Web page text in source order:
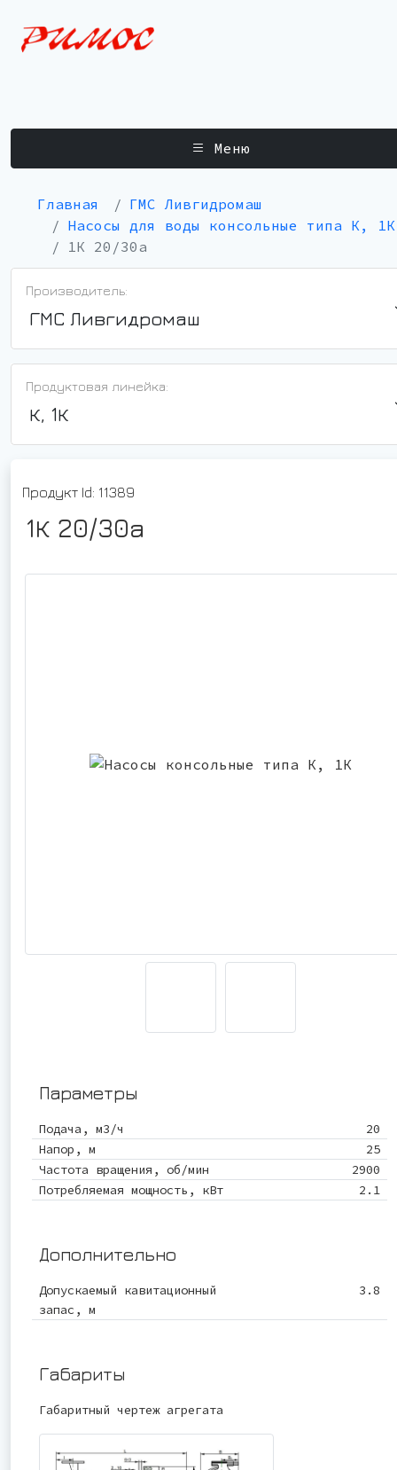
Меню
Главная
ГМС Ливгидромаш
Насосы для воды консольные типа К, 1К
1К 20/30а
Производитель:
ГМС Ливгидромаш
Продуктовая линейка:
К, 1К
Продукт Id: 11389
1К 20/30а
Параметры
Подача, м3/ч
20
Напор, м
25
Частота вращения, об/мин
2900
Потребляемая мощность, кВт
2.1
Дополнительно
Допускаемый кавитационный
запас, м
3.8
Габариты
Габаритный чертеж агрегата